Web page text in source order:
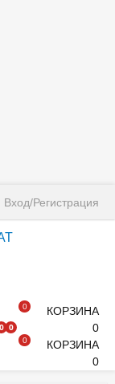
Вход/Регистрация
0 0
0
КОРЗИНА
0
0
КОРЗИНА
0